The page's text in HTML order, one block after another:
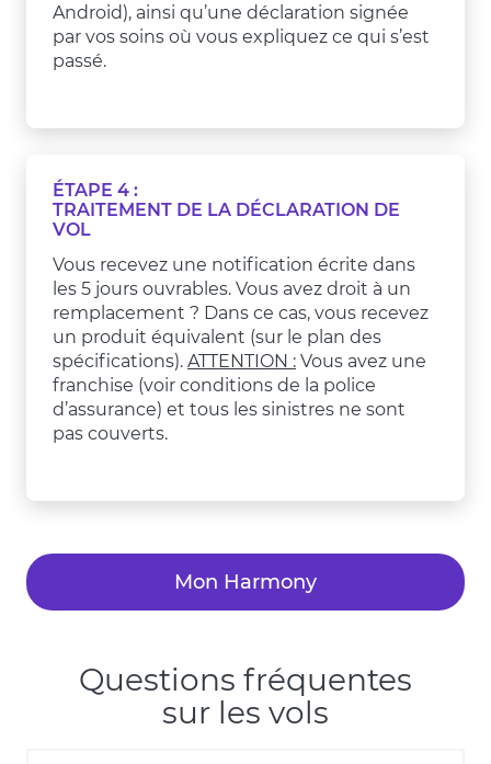
Android), ainsi qu’une déclaration signée
par vos soins où vous expliquez ce qui s’est
passé.
ÉTAPE 4 :
TRAITEMENT DE LA DÉCLARATION DE
VOL
Vous recevez une notification écrite dans
les 5 jours ouvrables. Vous avez droit à un
remplacement ? Dans ce cas, vous recevez
un produit équivalent (sur le plan des
spécifications). ATTENTION : Vous avez une
franchise (voir conditions de la police
d’assurance) et tous les sinistres ne sont
pas couverts.
Mon Harmony
Questions fréquentes
sur les vols